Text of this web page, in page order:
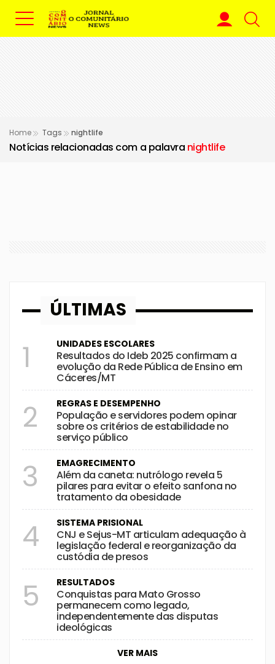
Home Tags nightlife
Notícias relacionadas com a palavra nightlife
ÚLTIMAS
1 UNIDADES ESCOLARES
Resultados do Ideb 2025 confirmam a
evolução da Rede Pública de Ensino em
Cáceres/MT
2 REGRAS E DESEMPENHO
População e servidores podem opinar
sobre os critérios de estabilidade no
serviço público
3 EMAGRECIMENTO
Além da caneta: nutrólogo revela 5
pilares para evitar o efeito sanfona no
tratamento da obesidade
4 SISTEMA PRISIONAL
CNJ e Sejus-MT articulam adequação à
legislação federal e reorganização da
custódia de presos
5 RESULTADOS
Conquistas para Mato Grosso
permanecem como legado,
independentemente das disputas
ideológicas
VER MAIS